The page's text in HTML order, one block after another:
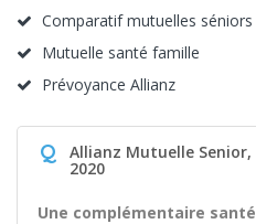
Comparatif mutuelles séniors
Mutuelle santé famille
Prévoyance Allianz
Q Allianz Mutuelle Senior,
2020
Une complémentaire